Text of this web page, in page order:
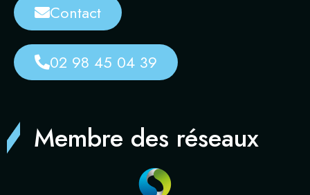
Contact
02 98 45 04 39
Membre des réseaux